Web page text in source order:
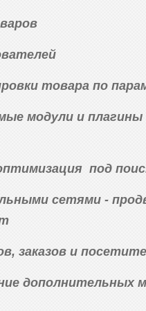
товара по
модули и
под
сетями -
заказов и
дополнительных